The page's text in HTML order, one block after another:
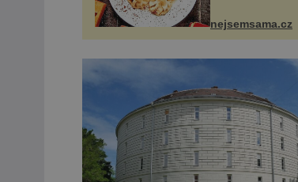
a díky tomu
chuťově bohaté
rozhodně st...
nejsemsama.cz